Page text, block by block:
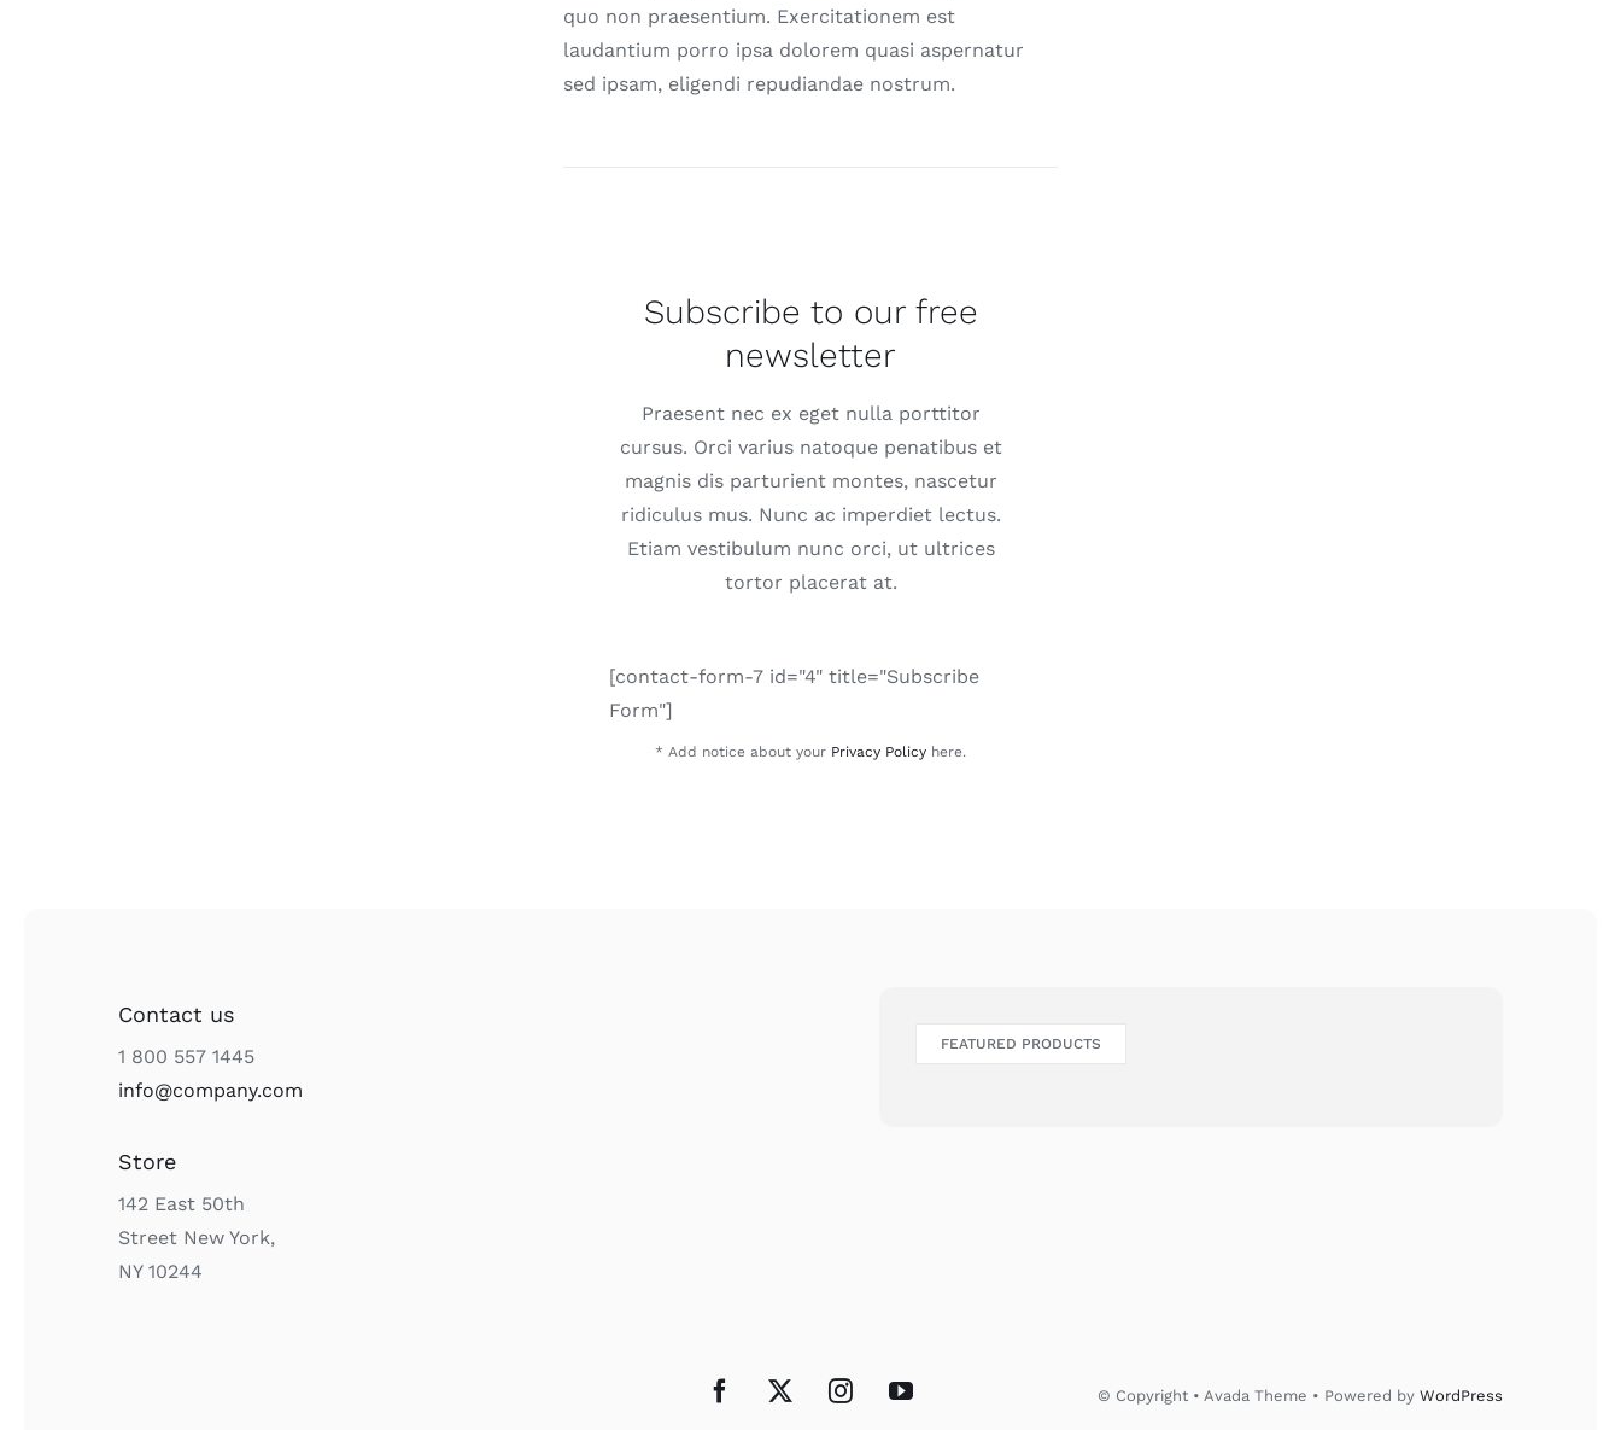
quo non praesentium. Exercitationem est
laudantium porro ipsa dolorem quasi aspernatur
sed ipsam, eligendi repudiandae nostrum.
Subscribe to our free
newsletter
Praesent nec ex eget nulla porttitor
cursus. Orci varius natoque penatibus et
magnis dis parturient montes, nascetur
ridiculus mus. Nunc ac imperdiet lectus.
Etiam vestibulum nunc orci, ut ultrices
tortor placerat at.
[contact-form-7 id="4" title="Subscribe
Form"]
* Add notice about your Privacy Policy here.
Contact us
1 800 557 1445
info@company.com
Store
142 East 50th
Street New York,
NY 10244
FEATURED PRODUCTS
© Copyright • Avada Theme • Powered by WordPress